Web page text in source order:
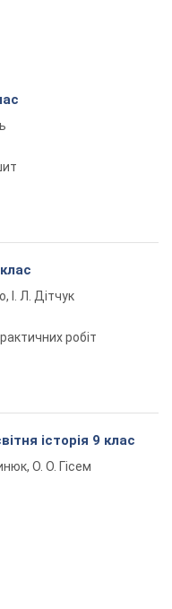
І. Л. Дітчук
робіт
історія 9 клас
О. О. Гісем